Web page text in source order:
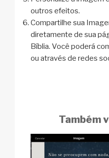
outros efeitos.
Compartilhe sua
diretamente de sua
Bíblia. Você poderá
ou através de redes
Também